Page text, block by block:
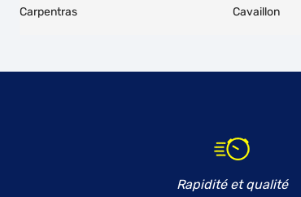
Carpentras
Cavaillon
Rapidité et qualité